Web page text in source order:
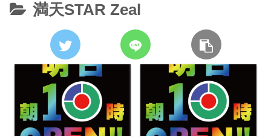
満天STAR Zeal